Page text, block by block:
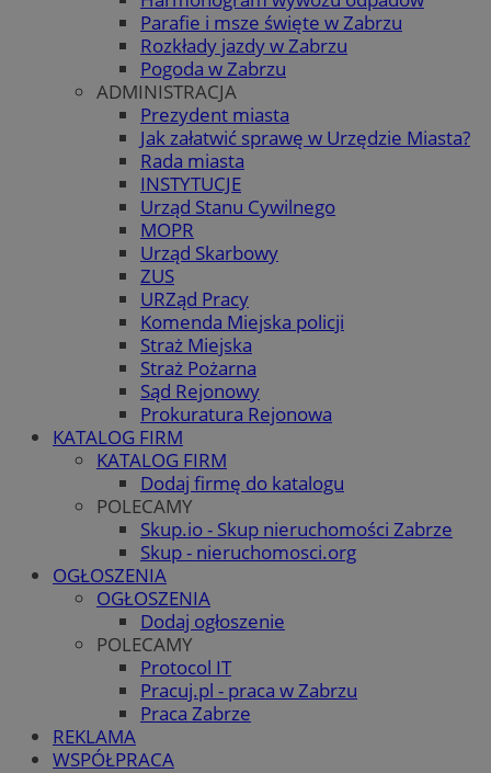
Parafie i msze święte w Zabrzu
Rozkłady jazdy w Zabrzu
Pogoda w Zabrzu
ADMINISTRACJA
Prezydent miasta
Jak załatwić sprawę w Urzędzie Miasta?
Rada miasta
INSTYTUCJE
Urząd Stanu Cywilnego
MOPR
Urząd Skarbowy
ZUS
URZąd Pracy
Komenda Miejska policji
Straż Miejska
Straż Pożarna
Sąd Rejonowy
Prokuratura Rejonowa
KATALOG FIRM
KATALOG FIRM
Dodaj firmę do katalogu
POLECAMY
Skup.io - Skup nieruchomości Zabrze
Skup - nieruchomosci.org
OGŁOSZENIA
OGŁOSZENIA
Dodaj ogłoszenie
POLECAMY
Protocol IT
Pracuj.pl - praca w Zabrzu
Praca Zabrze
REKLAMA
WSPÓŁPRACA